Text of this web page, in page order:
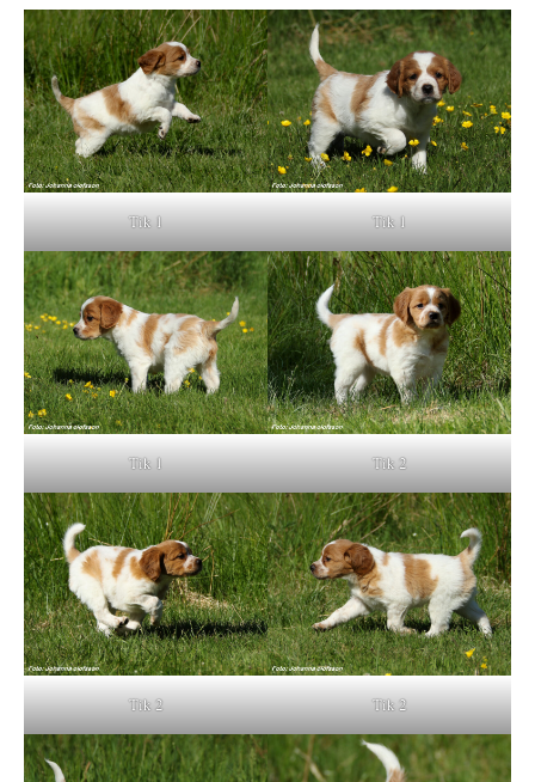
Tik 1 Tik 1
Tik 1 Tik 2
Tik 2 Tik 2